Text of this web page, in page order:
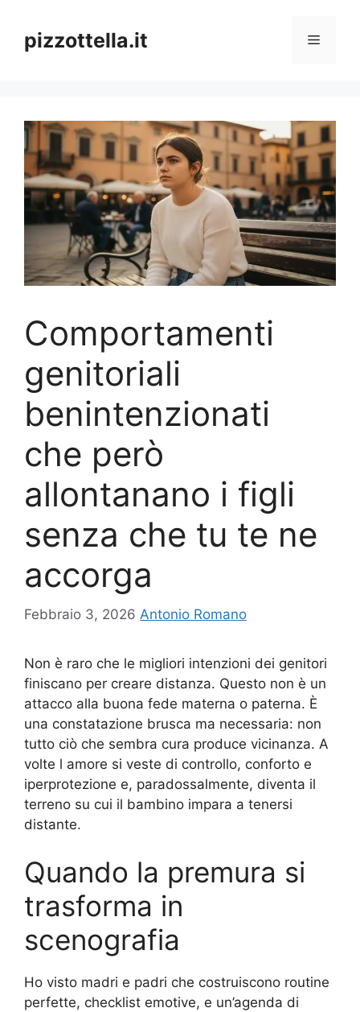
contenuto
pizzottella.it Menu
Comportamenti
genitoriali
benintenzionati
che però
allontanano i figli
senza che tu te ne
accorga
Febbraio 3, 2026 Antonio Romano
Non è raro che le migliori intenzioni dei genitori
finiscano per creare distanza. Questo non è un
attacco alla buona fede materna o paterna. È
una constatazione brusca ma necessaria: non
tutto ciò che sembra cura produce vicinanza. A
volte l amore si veste di controllo, conforto e
iperprotezione e, paradossalmente, diventa il
terreno su cui il bambino impara a tenersi
distante.
Quando la premura si
trasforma in
scenografia
Ho visto madri e padri che costruiscono routine
perfette, checklist emotive, e un’agenda di